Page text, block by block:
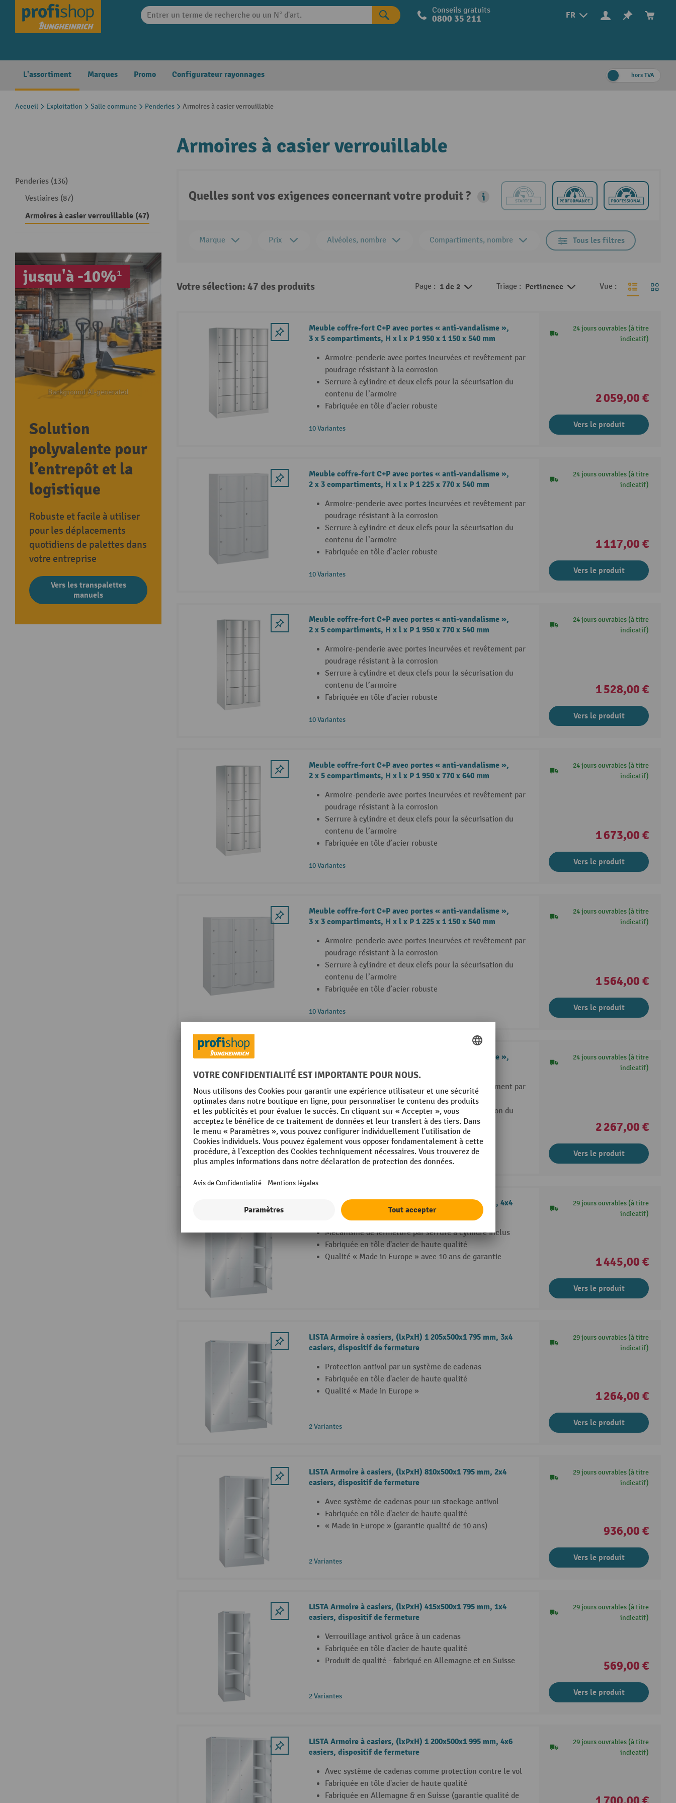
Skip to main navigation FR
Conseils gratuits
0800 35 211
L'assortiment Marques Promo Configurateur rayonnages hors TVA
Accueil Exploitation Salle commune Penderies Armoires à casier verrouillable
Penderies (136)
Vestiaires (87)
Armoires à casier verrouillable (47)
jusqu'à -10%¹
Solution
polyvalente pour
l’entrepôt et la
logistique
Robuste et facile à utiliser
pour les déplacements
quotidiens de palettes dans
votre entreprise
Vers les transpalettes
manuels
Armoires à casier verrouillable
Quelles sont vos exigences concernant votre produit ?
Marque Prix Alvéoles, nombre Compartiments, nombre Tous les filtres
Votre sélection: 47 des produits Page : 1 de 2 Triage : Pertinence Vue :
Meuble coffre-fort C+P avec portes « anti-vandalisme »,
3 x 5 compartiments, H x l x P 1 950 x 1 150 x 540 mm
Armoire-penderie avec portes incurvées et revêtement par
poudrage résistant à la corrosion
Serrure à cylindre et deux clefs pour la sécurisation du
contenu de l’armoire
Fabriquée en tôle d’acier robuste
10 Variantes
24 jours ouvrables (à titre
indicatif)
2 059,00 €
Vers le produit
Meuble coffre-fort C+P avec portes « anti-vandalisme »,
2 x 3 compartiments, H x l x P 1 225 x 770 x 540 mm
Armoire-penderie avec portes incurvées et revêtement par
poudrage résistant à la corrosion
Serrure à cylindre et deux clefs pour la sécurisation du
contenu de l’armoire
Fabriquée en tôle d’acier robuste
10 Variantes
24 jours ouvrables (à titre
indicatif)
1 117,00 €
Vers le produit
Meuble coffre-fort C+P avec portes « anti-vandalisme »,
2 x 5 compartiments, H x l x P 1 950 x 770 x 540 mm
Armoire-penderie avec portes incurvées et revêtement par
poudrage résistant à la corrosion
Serrure à cylindre et deux clefs pour la sécurisation du
contenu de l’armoire
Fabriquée en tôle d’acier robuste
10 Variantes
24 jours ouvrables (à titre
indicatif)
1 528,00 €
Vers le produit
Meuble coffre-fort C+P avec portes « anti-vandalisme »,
2 x 5 compartiments, H x l x P 1 950 x 770 x 640 mm
Armoire-penderie avec portes incurvées et revêtement par
poudrage résistant à la corrosion
Serrure à cylindre et deux clefs pour la sécurisation du
contenu de l’armoire
Fabriquée en tôle d’acier robuste
10 Variantes
24 jours ouvrables (à titre
indicatif)
1 673,00 €
Vers le produit
Meuble coffre-fort C+P avec portes « anti-vandalisme »,
3 x 3 compartiments, H x l x P 1 225 x 1 150 x 540 mm
Armoire-penderie avec portes incurvées et revêtement par
poudrage résistant à la corrosion
Serrure à cylindre et deux clefs pour la sécurisation du
contenu de l’armoire
Fabriquée en tôle d’acier robuste
10 Variantes
24 jours ouvrables (à titre
indicatif)
1 564,00 €
Vers le produit
Meuble coffre-fort C+P avec portes « anti-vandalisme »,
Armoire-penderie avec portes incurvées et revêtement par
poudrage résistant à la corrosion
Serrure à cylindre et deux clefs pour la sécurisation du
contenu de l’armoire
Fabriquée en tôle d’acier robuste
10 Variantes
24 jours ouvrables (à titre
indicatif)
2 267,00 €
Vers le produit
LISTA Armoire à casiers, (lxPxH) 1 200x500x1 795 mm, 4x4
casiers, serrure à cylindre
Mécanisme de fermeture par serrure à cylindre inclus
Fabriquée en tôle d'acier de haute qualité
Qualité « Made in Europe » avec 10 ans de garantie
29 jours ouvrables (à titre
indicatif)
1 445,00 €
Vers le produit
LISTA Armoire à casiers, (lxPxH) 1 205x500x1 795 mm, 3x4
casiers, dispositif de fermeture
Protection antivol par un système de cadenas
Fabriquée en tôle d'acier de haute qualité
Qualité « Made in Europe »
2 Variantes
29 jours ouvrables (à titre
indicatif)
1 264,00 €
Vers le produit
LISTA Armoire à casiers, (lxPxH) 810x500x1 795 mm, 2x4
casiers, dispositif de fermeture
Avec système de cadenas pour un stockage antivol
Fabriquée en tôle d'acier de haute qualité
« Made in Europe » (garantie qualité de 10 ans)
2 Variantes
29 jours ouvrables (à titre
indicatif)
936,00 €
Vers le produit
LISTA Armoire à casiers, (lxPxH) 415x500x1 795 mm, 1x4
casiers, dispositif de fermeture
Verrouillage antivol grâce à un cadenas
Fabriquée en tôle d'acier de haute qualité
Produit de qualité - fabriqué en Allemagne et en Suisse
2 Variantes
29 jours ouvrables (à titre
indicatif)
569,00 €
Vers le produit
LISTA Armoire à casiers, (lxPxH) 1 200x500x1 995 mm, 4x6
casiers, dispositif de fermeture
Avec système de cadenas comme protection contre le vol
Fabriquée en tôle d'acier de haute qualité
Fabriquée en Allemagne & en Suisse (garantie qualité de
29 jours ouvrables (à titre
indicatif)